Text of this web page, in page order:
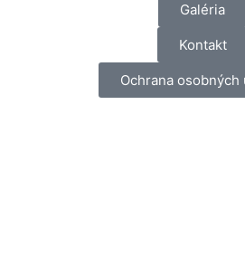
Galéria
Kontakt
Ochrana osobných